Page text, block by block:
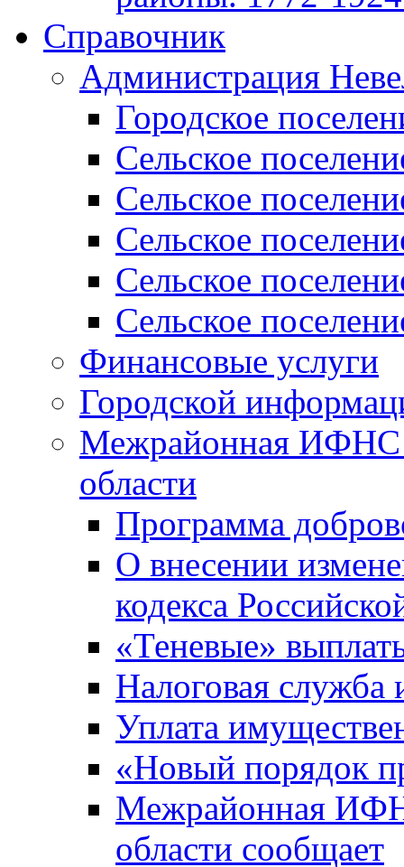
Справочник
Администрация
Городское
Сельское
Сельское
Сельское
Сельское
Сельское
Финансовые услуги
Городской
Межрайонная ИФНС
области
Программа
О внесении
кодекса
«Теневые»
Налоговая служба
Уплата
«Новый порядок
Межрайонная
области сообщает